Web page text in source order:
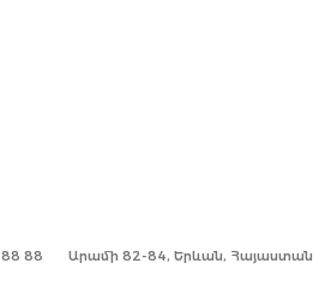
88 88 Արամի 82-84, Երևան, Հայաստան